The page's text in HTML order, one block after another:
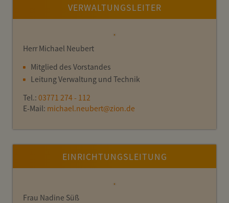
VERWALTUNGSLEITER
Herr Michael Neubert
Mitglied des Vorstandes
Leitung Verwaltung und Technik
Tel.: 03771 274 - 112
E-Mail: michael.neubert@zion.de
EINRICHTUNGSLEITUNG
Frau Nadine Süß